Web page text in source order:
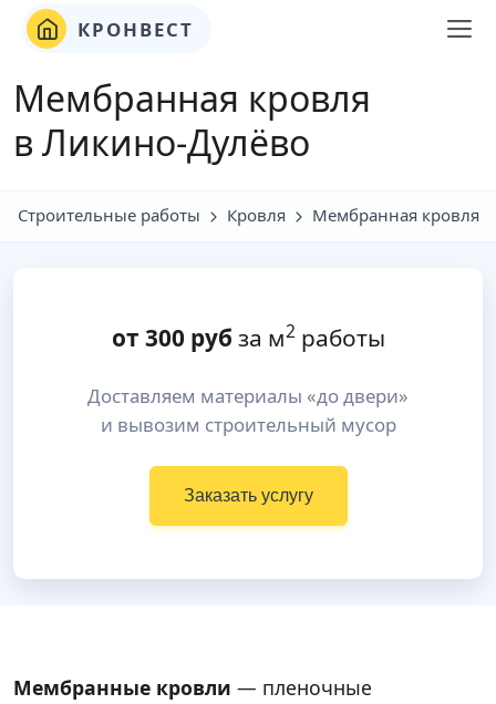
КРОНВЕСТ
Мембранная кровля
в Ликино-Дулёво
Строительные работы Кровля Мембранная кровля
от 300руб за м2работы
Доставляем материалы «до двери»
и вывозим строительный мусор
Заказать услугу
Мембранные кровли — пленочные